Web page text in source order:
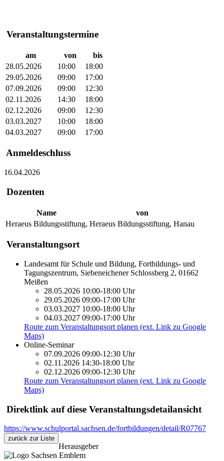
Veranstaltungstermine
am von
bis
28.05.2026
10:00
18:00
29.05.2026
09:00
17:00
07.09.2026
09:00
12:30
02.11.2026
14:30
18:00
02.12.2026
09:00
12:30
03.03.2027
10:00
18:00
04.03.2027
09:00 17:00
Anmeldeschluss
16.04.2026
Dozenten
Name
von
Heraeus Bildungsstiftung, Heraeus Bildungsstiftung, Hanau
Veranstaltungsort
Landesamt für Schule und Bildung, Fortbildungs- und
Tagungszentrum, Siebeneichener Schlossberg 2, 01662
Meißen
28.05.2026 10:00-18:00 Uhr
29.05.2026 09:00-17:00 Uhr
03.03.2027 10:00-18:00 Uhr
04.03.2027 09:00-17:00 Uhr
Route zum Veranstaltungsort planen (ext. Link zu Google
Maps)
Online-Seminar
07.09.2026 09:00-12:30 Uhr
02.11.2026 14:30-18:00 Uhr
02.12.2026 09:00-12:30 Uhr
Route zum Veranstaltungsort planen (ext. Link zu Google
Maps)
Direktlink auf diese Veranstaltungsdetailansicht
https://www.schulportal.sachsen.de/fortbildungen/detail/R07767
zurück zur Liste
Herausgeber